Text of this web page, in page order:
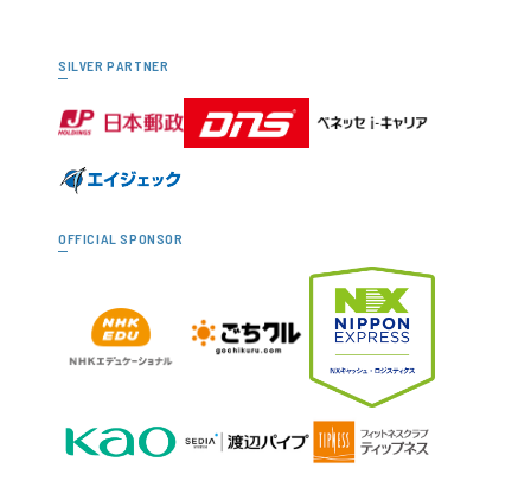
SILVER PARTNER
OFFICIAL SPONSOR